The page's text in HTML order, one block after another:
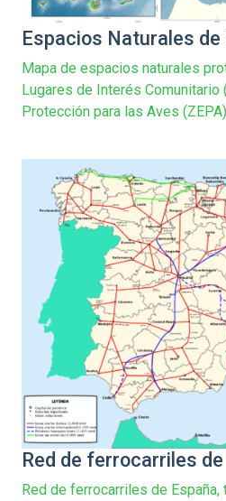
Espacios Naturales de
Mapa de espacios naturales
Lugares de Interés Comunitario
Protección para las Aves
Red de ferrocarriles
Red de ferrocarriles de España,